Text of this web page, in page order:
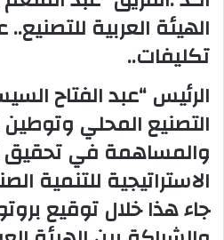
و
الهيئة العربية
تكليفات..
الرئيس “عبد الفتاح
التصنيع المحلي وتوطين
والمساهمة في تحقيق
الاستراتيجية للتنمية
جاء هذا خلال توقيع